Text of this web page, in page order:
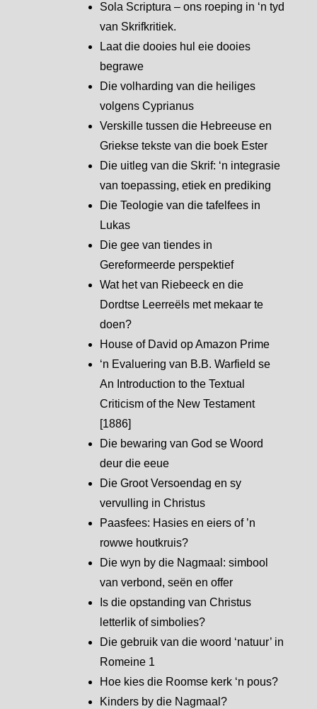
Sola Scriptura – ons roeping in ‘n tyd
van Skrifkritiek.
Laat die dooies hul eie dooies
begrawe
Die volharding van die heiliges
volgens Cyprianus
Verskille tussen die Hebreeuse en
Griekse tekste van die boek Ester
Die uitleg van die Skrif: ‘n integrasie
van toepassing, etiek en prediking
Die Teologie van die tafelfees in
Lukas
Die gee van tiendes in
Gereformeerde perspektief
Wat het van Riebeeck en die
Dordtse Leerreëls met mekaar te
doen?
House of David op Amazon Prime
‘n Evaluering van B.B. Warfield se
An Introduction to the Textual
Criticism of the New Testament
[1886]
Die bewaring van God se Woord
deur die eeue
Die Groot Versoendag en sy
vervulling in Christus
Paasfees: Hasies en eiers of ’n
rowwe houtkruis?
Die wyn by die Nagmaal: simbool
van verbond, seën en offer
Is die opstanding van Christus
letterlik of simbolies?
Die gebruik van die woord ‘natuur’ in
Romeine 1
Hoe kies die Roomse kerk ‘n pous?
Kinders by die Nagmaal?